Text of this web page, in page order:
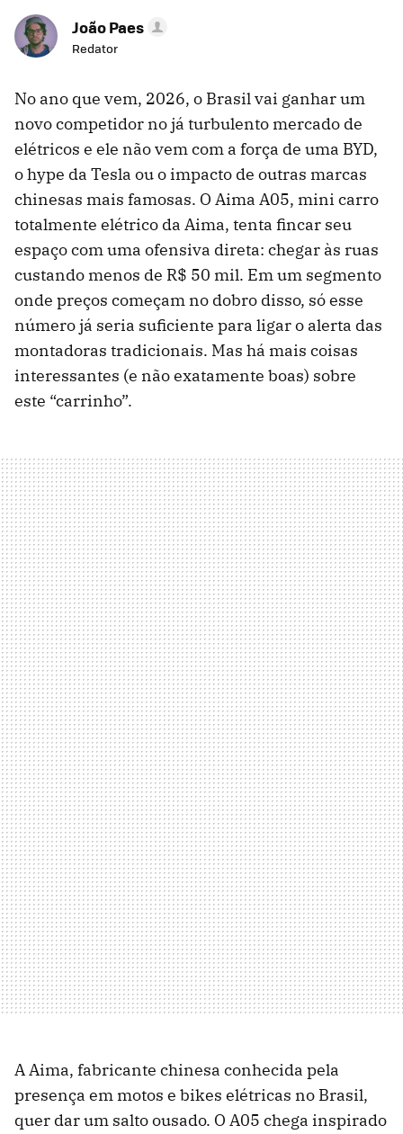
João Paes
Redator
No ano que vem, 2026, o Brasil vai ganhar um
novo competidor no já turbulento mercado de
elétricos e ele não vem com a força de uma BYD,
o hype da Tesla ou o impacto de outras marcas
chinesas mais famosas. O Aima A05, mini carro
totalmente elétrico da Aima, tenta fincar seu
espaço com uma ofensiva direta: chegar às ruas
custando menos de R$ 50 mil. Em um segmento
onde preços começam no dobro disso, só esse
número já seria suficiente para ligar o alerta das
montadoras tradicionais. Mas há mais coisas
interessantes (e não exatamente boas) sobre
este “carrinho”.
A Aima, fabricante chinesa conhecida pela
presença em motos e bikes elétricas no Brasil,
quer dar um salto ousado. O A05 chega inspirado